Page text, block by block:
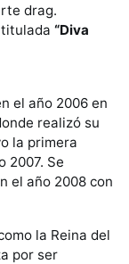
drag.
“Diva
el año 2006 en
realizó su
la primera
2007. Se
el año 2008 con
la Reina del
por ser